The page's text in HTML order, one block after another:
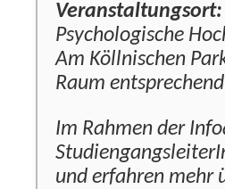
Veranstaltungsort:
Psychologische
Am Köllnischen
Raum
Im Rahmen der
und erfahren mehr